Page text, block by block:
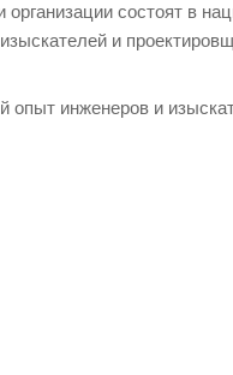
организации состоят в
и
опыт инженеров и